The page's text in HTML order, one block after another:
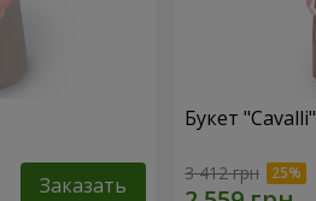
Заказать
Букет "Cаvalli"
3 412 грн